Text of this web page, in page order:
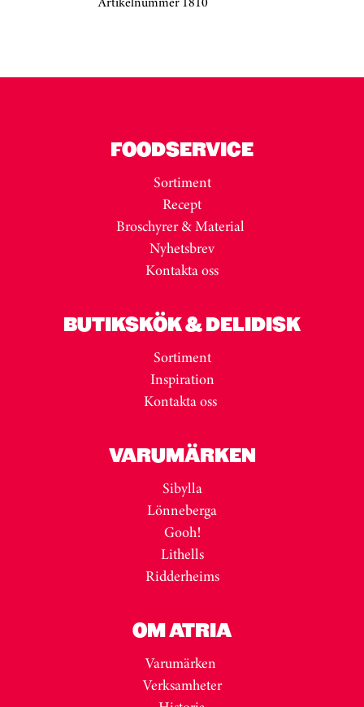
FOODSERVICE
Sortiment
Recept
Broschyrer & Material
Nyhetsbrev
Kontakta oss
BUTIKSKÖK & DELIDISK
Sortiment
Inspiration
Kontakta oss
VARUMÄRKEN
Sibylla
Lönneberga
Gooh!
Lithells
Ridderheims
OM ATRIA
Varumärken
Verksamheter